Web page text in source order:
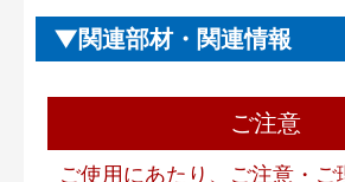
関連部材・関連情報
ご注意
ご使用にあたり、ご注意・ご